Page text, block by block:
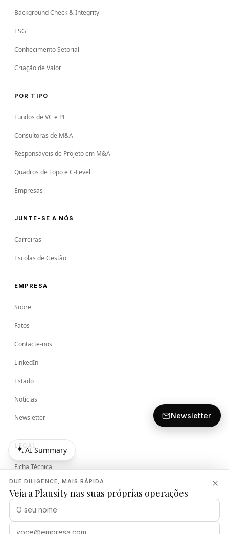
DUE DILIGENCE, MAIS RÁPIDA
Veja a Plausity nas suas próprias operações
Background Check & Integrity
ESG
Conhecimento Setorial
Criação de Valor
POR TIPO
Fundos de VC e PE
Consultoras de M&A
Responsáveis de Projeto em M&A
Quadros de Topo e C-Level
Empresas
JUNTE-SE A NÓS
Carreiras
Escolas de Gestão
EMPRESA
Sobre
Fatos
Contacte-nos
LinkedIn
Estado
Notícias
Newsletter
LEGAL
Ficha Técnica
Termos
Política de Segurança
AI Summary
AI Summary
Newsletter